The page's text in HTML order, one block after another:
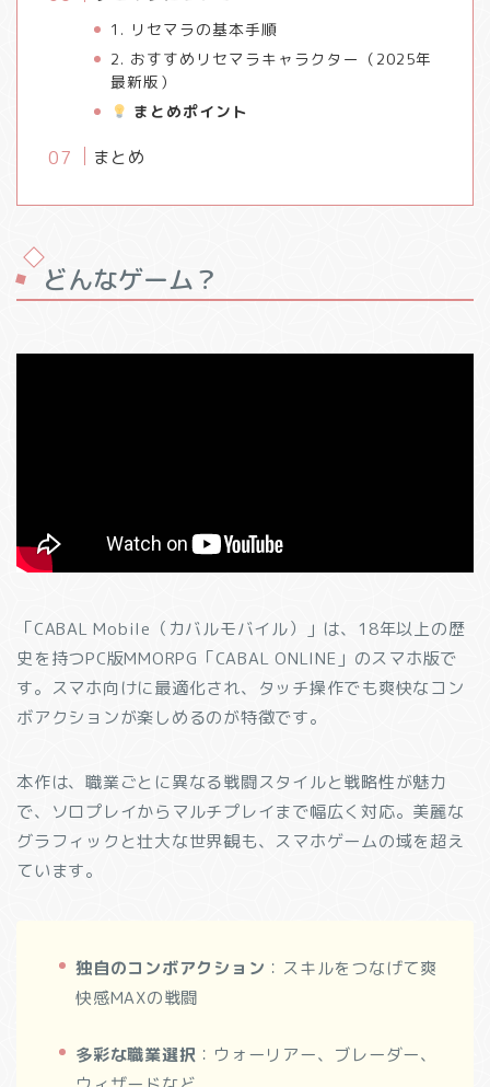
1. リセマラの基本手順
2. おすすめリセマラキャラクター（2025年
最新版）
まとめポイント
まとめ
どんなゲーム？
「CABAL Mobile（カバルモバイル）」は、18年以上の歴
史を持つPC版MMORPG「CABAL ONLINE」のスマホ版で
す。スマホ向けに最適化され、タッチ操作でも爽快なコン
ボアクションが楽しめるのが特徴です。
本作は、職業ごとに異なる戦闘スタイルと戦略性が魅力
で、ソロプレイからマルチプレイまで幅広く対応。美麗な
グラフィックと壮大な世界観も、スマホゲームの域を超え
ています。
独自のコンボアクション ：スキルをつなげて爽
快感MAXの戦闘
多彩な職業選択 ：ウォーリアー、ブレーダー、